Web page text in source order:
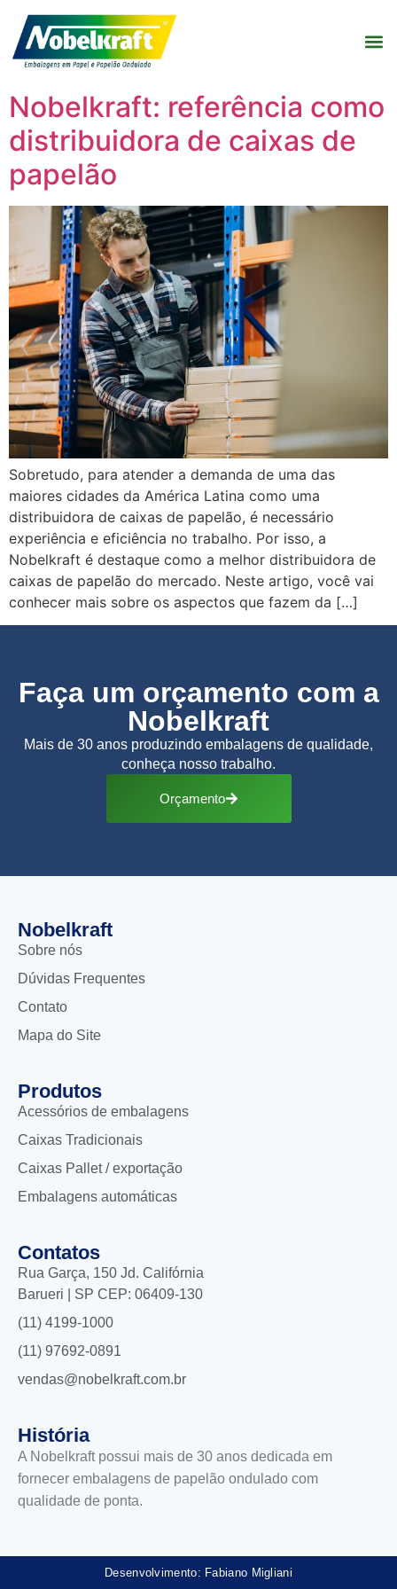
Nobelkraft: referência como
distribuidora de caixas de
papelão
Sobretudo, para atender a demanda de uma das
maiores cidades da América Latina como uma
distribuidora de caixas de papelão, é necessário
experiência e eficiência no trabalho. Por isso, a
Nobelkraft é destaque como a melhor distribuidora de
caixas de papelão do mercado. Neste artigo, você vai
conhecer mais sobre os aspectos que fazem da […]
Faça um orçamento com a
Nobelkraft
Mais de 30 anos produzindo embalagens de qualidade,
conheça nosso trabalho.
Orçamento
Nobelkraft
Sobre nós
Dúvidas Frequentes
Contato
Mapa do Site
Produtos
Acessórios de embalagens
Caixas Tradicionais
Caixas Pallet / exportação
Embalagens automáticas
Contatos
Rua Garça, 150 Jd. Califórnia
Barueri | SP CEP: 06409-130
(11) 4199-1000
(11) 97692-0891
vendas@nobelkraft.com.br
História
A Nobelkraft possui mais de 30 anos dedicada em
fornecer embalagens de papelão ondulado com
qualidade de ponta.
Desenvolvimento: Fabiano Migliani